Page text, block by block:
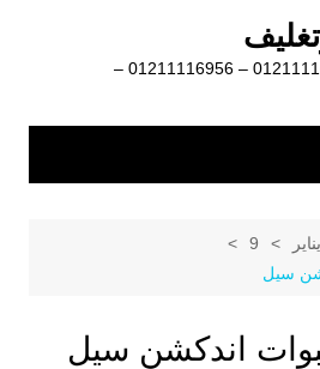
ماكينات تعبئة وتغليف 01211116954 – 01211116956 –
يناير
9
سيل
اندكشن سيل